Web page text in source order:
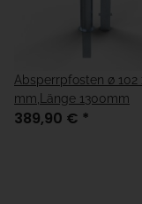
Absperrpfosten ø 102
mm,Länge 1300mm
389,90 € *